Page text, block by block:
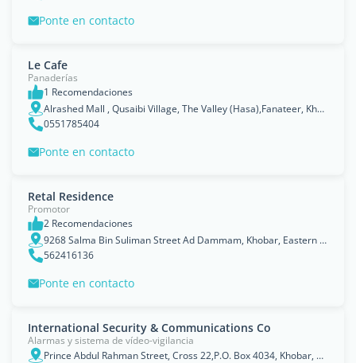
Ponte en contacto
Le Cafe
Panaderías
1 Recomendaciones
Alrashed Mall , Qusaibi Village, The Valley (Hasa),Fanateer, Khobar, Eastern Province
0551785404
Ponte en contacto
Retal Residence
Promotor
2 Recomendaciones
9268 Salma Bin Suliman Street Ad Dammam, Khobar, Eastern Province
562416136
Ponte en contacto
International Security & Communications Co
Alarmas y sistema de vídeo-vigilancia
Prince Abdul Rahman Street, Cross 22,P.O. Box 4034, Khobar, Eastern Province